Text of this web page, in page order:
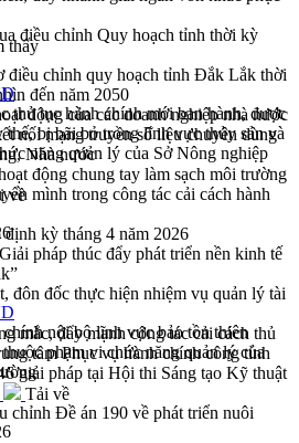
điều chỉnh Quy hoạch tỉnh thời kỳ
điều chỉnh quy hoạch tỉnh Đắk Lắk thời
đến năm 2050
động của các doanh nghiệp nhà nước
nối mạng truyền số liệu chuyên dùng
Nhà nước
động chung tay làm sạch môi trường
mình trong công tác cải cách hành
kỳ tháng 4 năm 2026
pháp thúc đẩy phát triển nền kinh tế
đôn đốc thực hiện nhiệm vụ quản lý tài
mắc, đẩy mạnh công tác cải cách thủ
tâm Phục vụ hành chính công tỉnh
giải pháp tại Hội thi Sáng tạo Kỹ thuật
chỉnh Đề án 190 về phát triển nuôi
thấy
thủ tục hành chính mới ban hành, được
thế, bị bãi bỏ trong lĩnh vực thủy sản và
năng quản lý của Sở Nông nghiệp
về
nội bộ lĩnh vực bảo tồn thiên
phạm vi chức năng quản lý của
Tải về